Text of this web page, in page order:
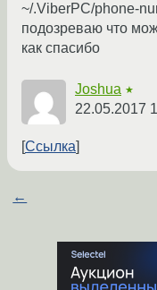
~/.ViberPC/phone-
подозреваю что
как спасибо
Joshua ★
22.05.2017
Ссылка
←